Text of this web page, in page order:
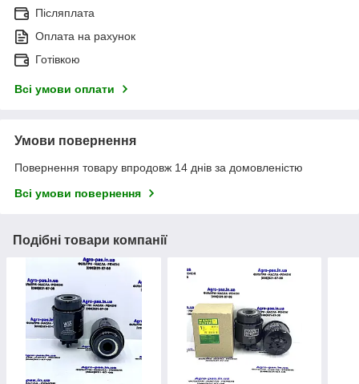
Післяплата
Оплата на рахунок
Готівкою
Всі умови оплати
Умови повернення
Повернення товару впродовж 14 днів за домовленістю
Всі умови повернення
Подібні товари компанії